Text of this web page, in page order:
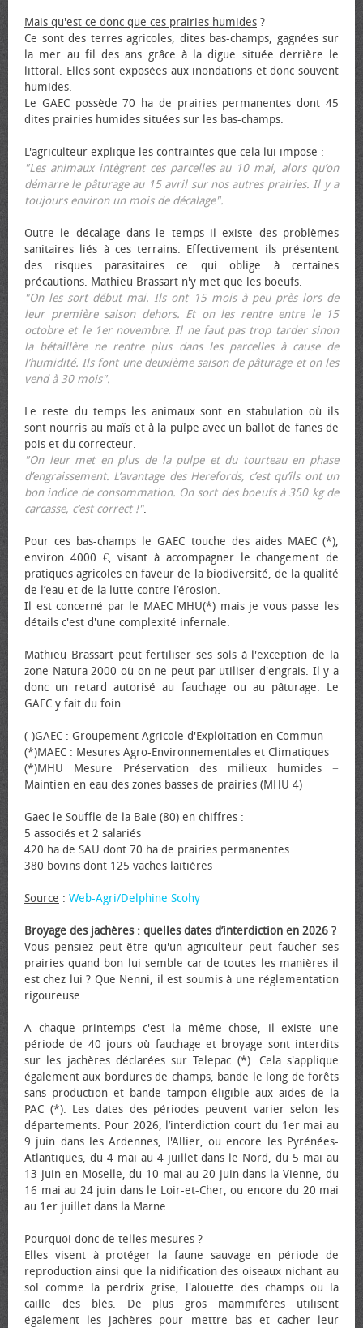
Mais qu'est ce donc que ces prairies humides ?
Ce sont des terres agricoles, dites bas-champs, gagnées sur
la mer au fil des ans grâce à la digue située derrière le
littoral. Elles sont exposées aux inondations et donc souvent
humides.
Le GAEC possède 70 ha de prairies permanentes dont 45
dites prairies humides situées sur les bas-champs.
L'agriculteur explique les contraintes que cela lui impose :
"Les animaux intègrent ces parcelles au 10 mai, alors qu’on
démarre le pâturage au 15 avril sur nos autres prairies. Il y a
toujours environ un mois de décalage".
Outre le décalage dans le temps il existe des problèmes
sanitaires liés à ces terrains. Effectivement ils présentent
des risques parasitaires ce qui oblige à certaines
précautions. Mathieu Brassart n'y met que les bœufs.
"On les sort début mai. Ils ont 15 mois à peu près lors de
leur première saison dehors. Et on les rentre entre le 15
octobre et le 1er novembre. Il ne faut pas trop tarder sinon
la bétaillère ne rentre plus dans les parcelles à cause de
l’humidité. Ils font une deuxième saison de pâturage et on les
vend à 30 mois".
Le reste du temps les animaux sont en stabulation où ils
sont nourris au maïs et à la pulpe avec un ballot de fanes de
pois et du correcteur.
"On leur met en plus de la pulpe et du tourteau en phase
d’engraissement. L’avantage des Herefords, c’est qu’ils ont un
bon indice de consommation. On sort des bœufs à 350 kg de
carcasse, c’est correct !".
Pour ces bas-champs le GAEC touche des aides MAEC (*),
environ 4000 €, visant à accompagner le changement de
pratiques agricoles en faveur de la biodiversité, de la qualité
de l’eau et de la lutte contre l’érosion.
Il est concerné par le MAEC MHU(*) mais je vous passe les
détails c'est d'une complexité infernale.
Mathieu Brassart peut fertiliser ses sols à l'exception de la
zone Natura 2000 où on ne peut par utiliser d'engrais. Il y a
donc un retard autorisé au fauchage ou au pâturage. Le
GAEC y fait du foin.
(-)GAEC : Groupement Agricole d'Exploitation en Commun
(*)MAEC : Mesures Agro-Environnementales et Climatiques
(*)MHU Mesure Préservation des milieux humides −
Maintien en eau des zones basses de prairies (MHU 4)
Gaec le Souffle de la Baie (80) en chiffres :
5 associés et 2 salariés
420 ha de SAU dont 70 ha de prairies permanentes
380 bovins dont 125 vaches laitières
Source : Web-Agri/Delphine Scohy
Broyage des jachères : quelles dates d’interdiction en 2026 ?
Vous pensiez peut-être qu'un agriculteur peut faucher ses
prairies quand bon lui semble car de toutes les manières il
est chez lui ? Que Nenni, il est soumis à une réglementation
rigoureuse.
A chaque printemps c'est la même chose, il existe une
période de 40 jours où fauchage et broyage sont interdits
sur les jachères déclarées sur Telepac (*). Cela s'applique
également aux bordures de champs, bande le long de forêts
sans production et bande tampon éligible aux aides de la
PAC (*). Les dates des périodes peuvent varier selon les
départements. Pour 2026, l’interdiction court du 1er mai au
9 juin dans les Ardennes, l'Allier, ou encore les Pyrénées-
Atlantiques, du 4 mai au 4 juillet dans le Nord, du 5 mai au
13 juin en Moselle, du 10 mai au 20 juin dans la Vienne, du
16 mai au 24 juin dans le Loir-et-Cher, ou encore du 20 mai
au 1er juillet dans la Marne.
Pourquoi donc de telles mesures ?
Elles visent à protéger la faune sauvage en période de
reproduction ainsi que la nidification des oiseaux nichant au
sol comme la perdrix grise, l'alouette des champs ou la
caille des blés. De plus gros mammifères utilisent
également les jachères pour mettre bas et cacher leur